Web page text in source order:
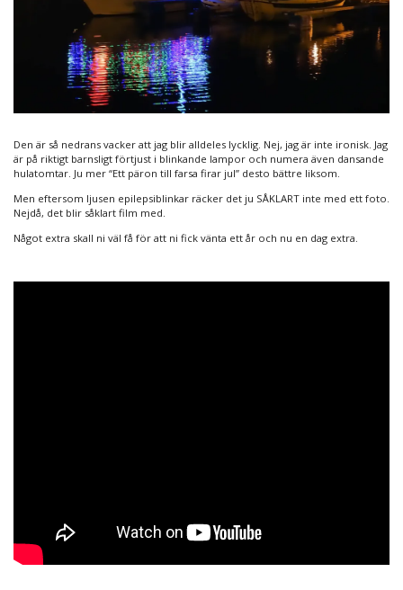
Den är så nedrans vacker att jag blir alldeles lycklig. Nej, jag är inte ironisk. Jag
är på riktigt barnsligt förtjust i blinkande lampor och numera även dansande
hulatomtar. Ju mer “Ett päron till farsa firar jul” desto bättre liksom.
Men eftersom ljusen epilepsiblinkar räcker det ju SÅKLART inte med ett foto.
Nejdå, det blir såklart film med.
Något extra skall ni väl få för att ni fick vänta ett år och nu en dag extra.